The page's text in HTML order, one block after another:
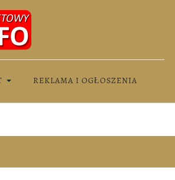
REKLAMA I OGŁOSZENIA